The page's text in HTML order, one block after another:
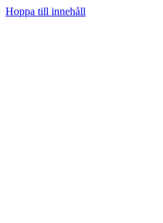
Hoppa till innehåll